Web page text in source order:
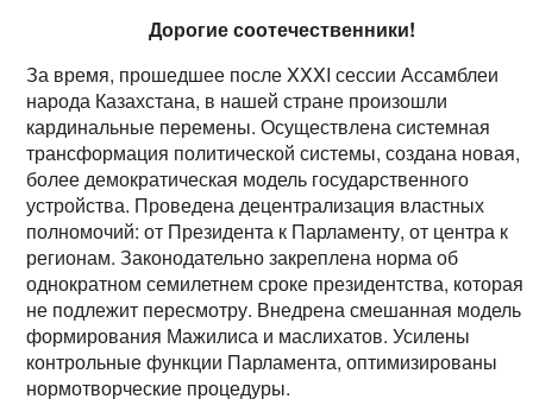
Дорогие соотечественники!
За время, прошедшее после XXXI сессии Ассамблеи
народа Казахстана, в нашей стране произошли
кардинальные перемены. Осуществлена системная
трансформация политической системы, создана новая,
более демократическая модель государственного
устройства. Проведена децентрализация властных
полномочий: от Президента к Парламенту, от центра к
регионам. Законодательно закреплена норма об
однократном семилетнем сроке президентства, которая
не подлежит пересмотру. Внедрена смешанная модель
формирования Мажилиса и маслихатов. Усилены
контрольные функции Парламента, оптимизированы
нормотворческие процедуры.